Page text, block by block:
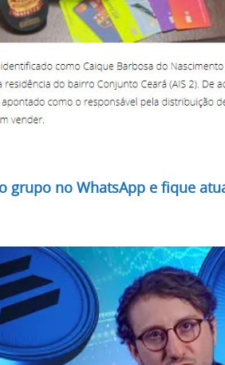
grupo no WhatsApp e fique